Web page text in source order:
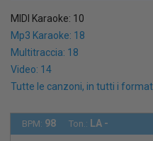
MIDI Karaoke: 10
Mp3 Karaoke: 18
Multitraccia: 18
Video: 14
Tutte le canzoni, in tutti i
BPM: 98 Ton.: LA -